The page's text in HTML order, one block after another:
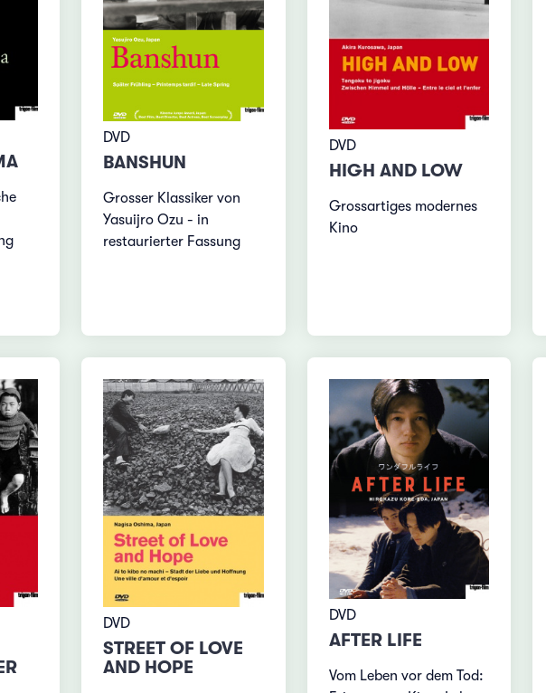
DVD
BANSHUN
Grosser Klassiker von
Yasuijro Ozu - in
restaurierter Fassung
DVD
HIGH AND LOW
Grossartiges modernes
Kino
DVD
STREET OF LOVE
AND HOPE
DVD
AFTER LIFE
Vom Leben vor dem Tod: